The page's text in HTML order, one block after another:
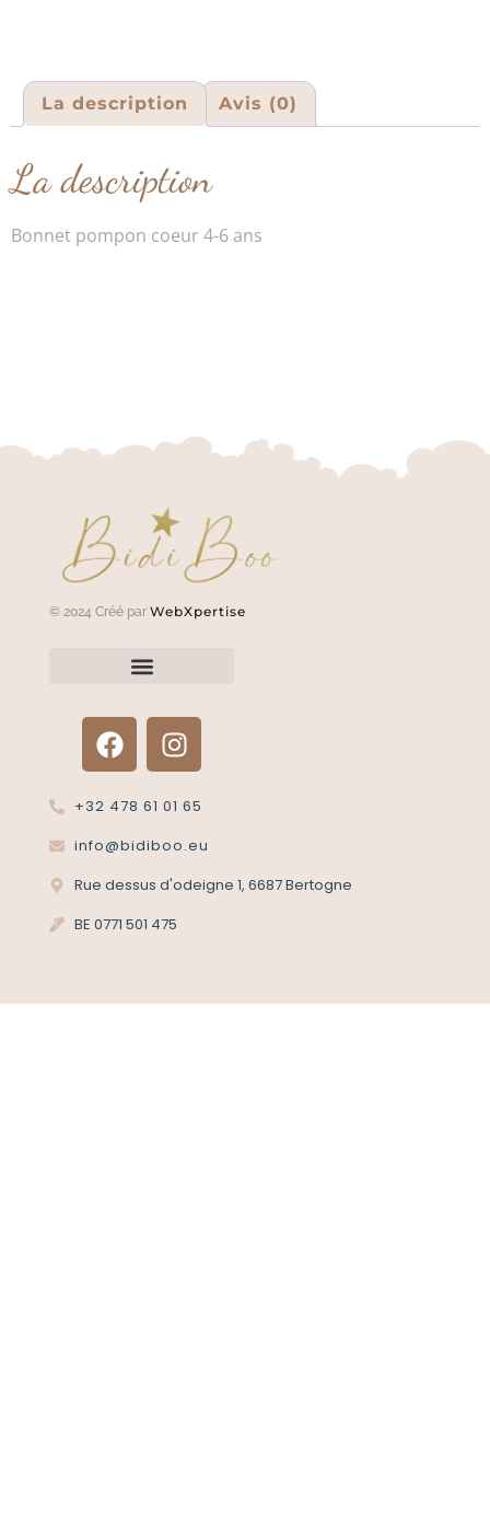
La description Avis (0)
La description
Bonnet pompon coeur 4-6 ans
© 2024 Créé par WebXpertise
+32 478 61 01 65
info@bidiboo.eu
Rue dessus d'odeigne 1, 6687 Bertogne
BE 0771 501 475